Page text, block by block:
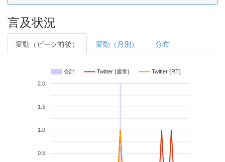
言及状況
変動（ピーク前後） 変動（月別） 分布
合計 Twitter (通常) Twitter (RT)
0.5
1.0
1.5
2.0